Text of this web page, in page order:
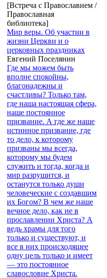
[Встреча с Православием /
Православная
библиотека]
Мир веры. Об участии в
жизни Церкви и о
церковных праздниках
Евгений Поселянин
Где мы можем быть
вполне спокойны,
благонадежны и
счастливы? Только там,
где наша настоящая сфера,
наше постоянное
призвание. А где же наше
истинное призвание, где
то дело, к которому
призваны мы всегда,
которому мы будем
служить и тогда, когда и
мир разрушится, и
останутся только души
человеческие с создавшим
их Богом? В чем же наше
вечное дело, как не в
прославлении Христа? А
ведь храмы для того
только и существуют, и
все в них происходящее
одну цель только и имеет
— это постоянное
славословие Христа.